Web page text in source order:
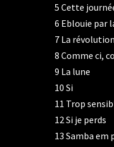
5 Cette
6 Eblouie par
7 La
8 Comme ci,
9 La lune
10 Si
11 Trop
12Si je perds
13 Samba em